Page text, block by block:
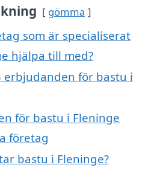
gömma
som är specialiserat
hjälpa till med?
erbjudanden för bastu i
för bastu i Fleninge
företag
bastu i Fleninge?